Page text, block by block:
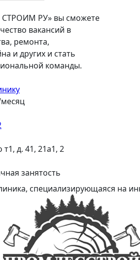
РУ» вы сможете
вакансий в
ремонта,
и других и стать
команды.
д. 41, 21а1, 2
занятость
специализирующаяся на